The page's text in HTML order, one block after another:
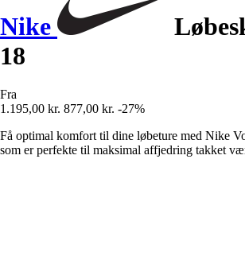
Nike
18
Fra
1.195,00 kr. 877,00 kr. -27%
Få optimal komfort til dine løbeture med Nike
som er perfekte til maksimal affjedring takket